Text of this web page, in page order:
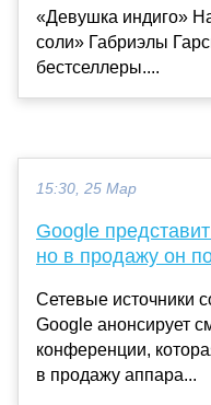
«Девушка индиго»
соли» Габриэлы
бестселлеры....
15:30, 25 Мар
Google
но в продажу он
Сетевые источники
Google анонсирует
конференции,
в продажу аппара...